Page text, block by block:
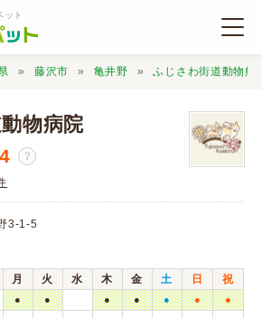
ット
藤沢市 亀井野 ふじさわ街道動物病
物病院
？
3-1-5
月 火 水 木 金 土 日
祝
● ● ● ● ● ● ●